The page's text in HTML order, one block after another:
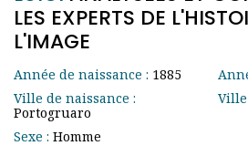
LES EXPERTS DE
L'IMAGE
Année de naissance : 1885
Ville de naissance :
Portogruaro
Sexe : Homme
Ville